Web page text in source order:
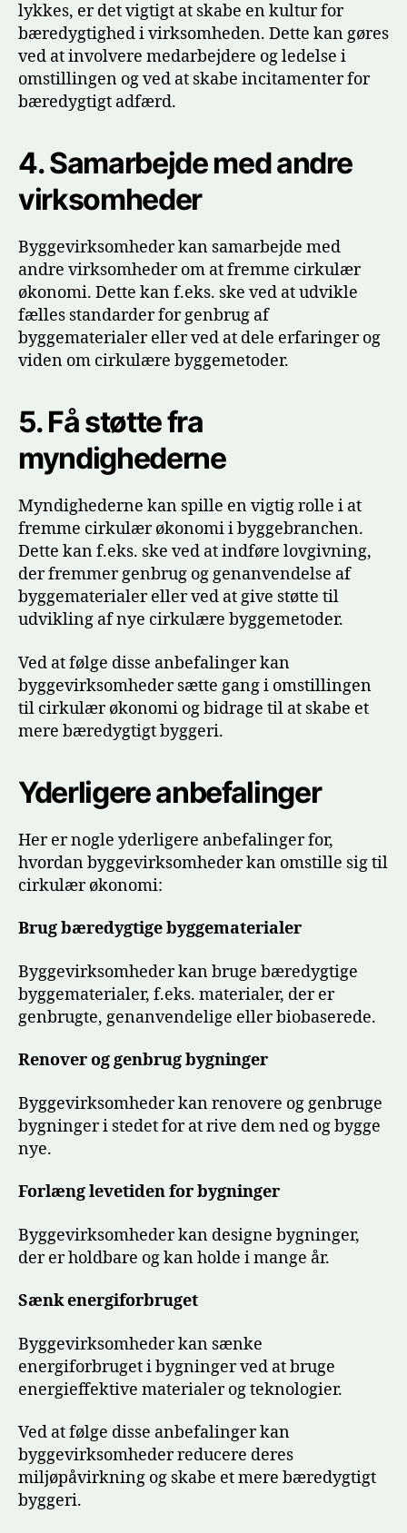
lykkes, er det vigtigt at skabe en kultur for
bæredygtighed i virksomheden. Dette kan gøres
ved at involvere medarbejdere og ledelse i
omstillingen og ved at skabe incitamenter for
bæredygtigt adfærd.
4.Samarbejde med andre
virksomheder
Byggevirksomheder kan samarbejde med
andre virksomheder om at fremme cirkulær
økonomi. Dette kan f.eks. ske ved at udvikle
fælles standarder for genbrug af
byggematerialer eller ved at dele erfaringer og
viden om cirkulære byggemetoder.
5.Få støtte fra
myndighederne
Myndighederne kan spille en vigtig rolle i at
fremme cirkulær økonomi i byggebranchen.
Dette kan f.eks. ske ved at indføre lovgivning,
der fremmer genbrug og genanvendelse af
byggematerialer eller ved at give støtte til
udvikling af nye cirkulære byggemetoder.
Ved at følge disse anbefalinger kan
byggevirksomheder sætte gang i omstillingen
til cirkulær økonomi og bidrage til at skabe et
mere bæredygtigt byggeri.
Yderligere anbefalinger
Her er nogle yderligere anbefalinger for,
hvordan byggevirksomheder kan omstille sig til
cirkulær økonomi:
Brug bæredygtige byggematerialer
Byggevirksomheder kan bruge bæredygtige
byggematerialer, f.eks. materialer, der er
genbrugte, genanvendelige eller biobaserede.
Renover og genbrug bygninger
Byggevirksomheder kan renovere og genbruge
bygninger i stedet for at rive dem ned og bygge
nye.
Forlæng levetiden for bygninger
Byggevirksomheder kan designe bygninger,
der er holdbare og kan holde i mange år.
Sænk energiforbruget
Byggevirksomheder kan sænke
energiforbruget i bygninger ved at bruge
energieffektive materialer og teknologier.
Ved at følge disse anbefalinger kan
byggevirksomheder reducere deres
miljøpåvirkning og skabe et mere bæredygtigt
byggeri.